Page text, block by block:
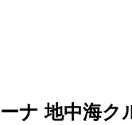
ナ 地中海ク